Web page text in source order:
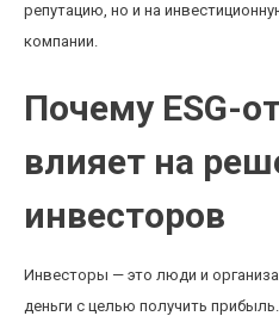
репутацию, но и на
компании.
Почему ESG-
влияет на
инвесторов
Инвесторы — это люди и
деньги с целью получить